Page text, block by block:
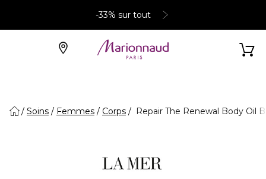
-33% sur tout
Soins Femmes Corps Repair The Renewal Body Oil